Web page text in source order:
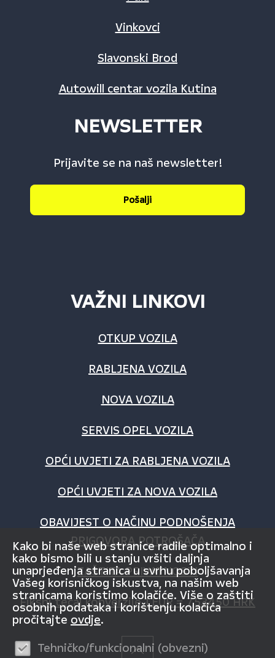
Vinkovci
Slavonski Brod
Autowill centar vozila Kutina
NEWSLETTER
Prijavite se na naš newsletter!
Pošalji
VAŽNI LINKOVI
OTKUP VOZILA
RABLJENA VOZILA
NOVA VOZILA
SERVIS OPEL VOZILA
OPĆI UVJETI ZA RABLJENA VOZILA
OPĆI UVJETI ZA NOVA VOZILA
OBAVIJEST O NAČINU PODNOŠENJA
PRIGOVORA POTROŠAČA
ZAŠTITA PRIVATNOSTI
Fiksni tečaj konverzije 1 EUR = 7,53450 HRK
Kako bi naše web stranice radile optimalno i
kako bismo bili u stanju vršiti daljnja
unaprjeđenja stranica u svrhu poboljšavanja
Vašeg korisničkog iskustva, na našim web
stranicama koristimo kolačiće. Više o zaštiti
osobnih podataka i korištenju kolačića
pročitajte ovdje.
Tehničko/funkcionalni (obvezni)